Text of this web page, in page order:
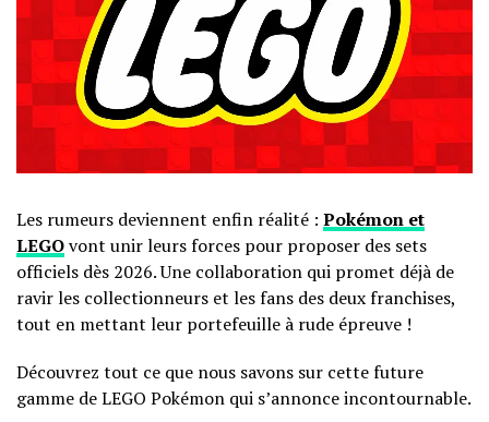
Les rumeurs deviennent enfin réalité : Pokémon et
LEGOvont unir leurs forces pour proposer des sets
officiels dès 2026. Une collaboration qui promet déjà de
ravir les collectionneurs et les fans des deux franchises,
tout en mettant leur portefeuille à rude épreuve !
Découvrez tout ce que nous savons sur cette future
gamme de LEGO Pokémon qui s’annonce incontournable.